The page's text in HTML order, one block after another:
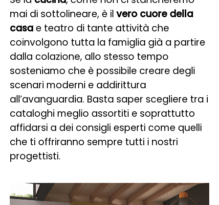
mai di sottolineare, è il vero cuore della
casa e teatro di tante attività che
coinvolgono tutta la famiglia già a partire
dalla colazione, allo stesso tempo
sosteniamo che è possibile creare degli
scenari moderni e addirittura
all’avanguardia. Basta saper scegliere tra i
cataloghi meglio assortiti e soprattutto
affidarsi a dei consigli esperti come quelli
che ti offriranno sempre tutti i nostri
progettisti.